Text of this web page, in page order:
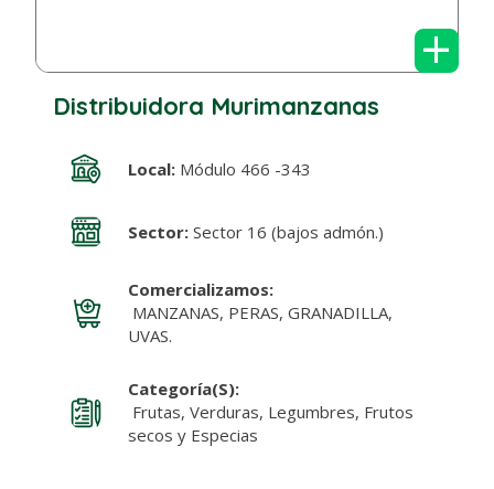
+
Distribuidora Murimanzanas
Local:Módulo 466 -343
Sector:Sector 16 (bajos admón.)
Comercializamos:
MANZANAS, PERAS, GRANADILLA,
UVAS.
Categoría(s):
Frutas, Verduras, Legumbres, Frutos
secos y Especias